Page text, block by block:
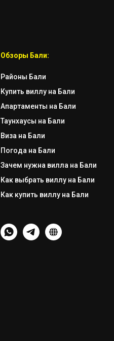
Обзоры Бали:
Районы Бали
Купить виллу на Бали
Апартаменты на Бали
Таунхаусы на Бали
Виза на Бали
Погода на Бали
Зачем нужна вилла на Бали
Как выбрать виллу на Бали
Как купить виллу на Бали